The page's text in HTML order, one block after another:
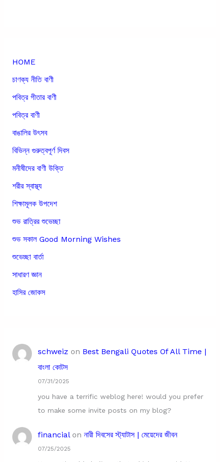
HOME
চাণক্য নীতি বাণী
পবিত্র গীতার বাণী
পবিত্র বাণী
বাঙালির উৎসব
বিভিন্ন গুরুত্বপূর্ণ দিবস
মনীষীদের বাণী উক্তি
শরীর স্বাস্থ্য
শিক্ষামূলক উপদেশ
শুভ রাত্রির শুভেচ্ছা
শুভ সকাল Good Morning Wishes
শুভেচ্ছা বার্তা
সাধারণ জ্ঞান
হাসির জোকস
schweiz on Best Bengali Quotes Of All Time |
বাংলা কোটস
07/31/2025
you have a terrific weblog here! would you prefer
to make some invite posts on my blog?
financialon নারী দিবসের স্ট্যাটাস | মেয়েদের জীবন
07/25/2025